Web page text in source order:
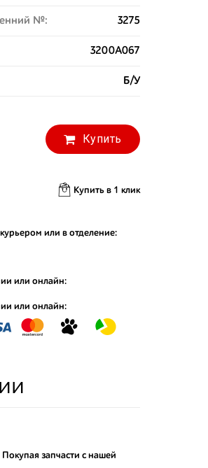
№: 3275
3200A067
Б/У
Купить
Купить в 1 клик
или в отделение:
или онлайн:
или онлайн:
запчасти с нашей